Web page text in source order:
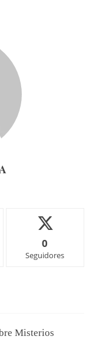
0
Seguidores
Misterios